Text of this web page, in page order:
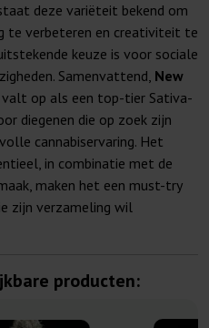
deze variëteit bekend om
te verbeteren en creativiteit te
keuze is voor sociale
Samenvattend, New
valt op als een top-tier Sativa-
diegenen die op zoek zijn
cannabiservaring. Het
in combinatie met de
maken het een must-try
zijn verzameling wil
producten: